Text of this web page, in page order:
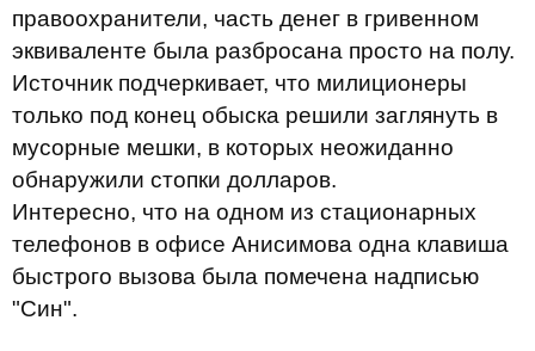
правоохранители, часть денег в гривенном
эквиваленте была разбросана просто на полу.
Источник подчеркивает, что милиционеры
только под конец обыска решили заглянуть в
мусорные мешки, в которых неожиданно
обнаружили стопки долларов.
Интересно, что на одном из стационарных
телефонов в офисе Анисимова одна клавиша
быстрого вызова была помечена надписью
"Син".